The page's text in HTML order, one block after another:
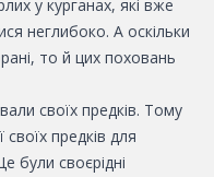
у курганах, які вже
неглибоко. А оскільки
то й цих поховань
своїх предків. Тому
предків для
були своєрідні